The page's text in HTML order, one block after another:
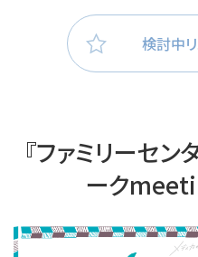
検討中
『ファミリーセン
ーク